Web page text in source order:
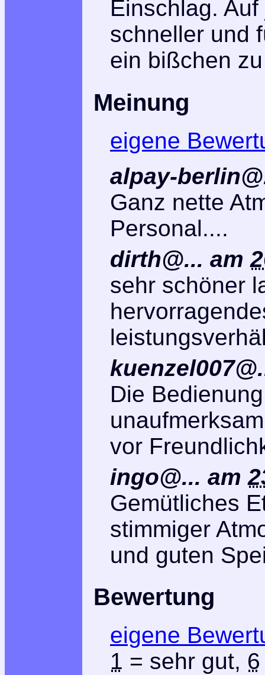
Einschlag.
schneller und
ein bißchen
Meinung
eigene
alpay-
Ganz nette
Personal....
dirth@... am
sehr schöner
Die
vor
ingo@... am
Gemütliches
stimmiger
und guten
Bewertung
eigene
1 = sehr gut, 6